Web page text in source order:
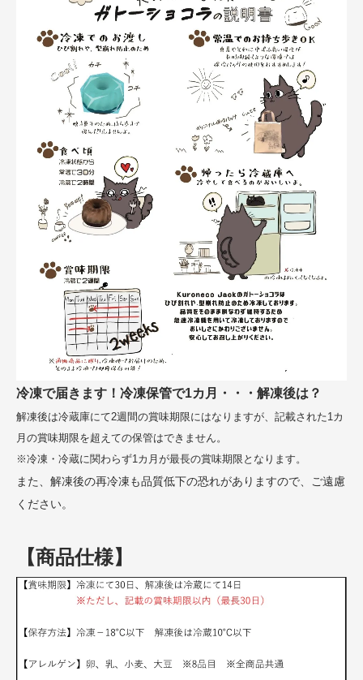
冷凍で届きます！冷凍保管で1カ月・・・解凍後は？
解凍後は冷蔵庫にて2週間の賞味期限にはなりますが、記載された1カ
月の賞味期限を超えての保管はできません。
※冷凍・冷蔵に関わらず1カ月が最長の賞味期限となります。
また、解凍後の再冷凍も品質低下の恐れがありますので、ご遠慮
ください。
【商品仕様】